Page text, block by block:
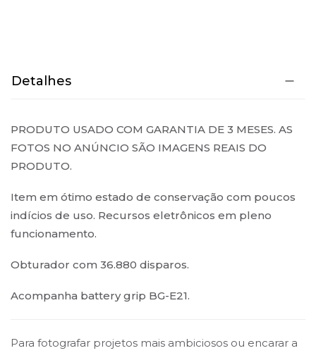
Detalhes
PRODUTO USADO COM GARANTIA DE 3 MESES. AS
FOTOS NO ANÚNCIO SÃO IMAGENS REAIS DO
PRODUTO.
Item em ótimo estado de conservação com poucos
indícios de uso. Recursos eletrônicos em pleno
funcionamento.
Obturador com 36.880 disparos.
Acompanha battery grip BG-E21.
Para fotografar projetos mais ambiciosos ou encarar a